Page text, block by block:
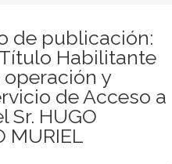
de publicación:
Habilitante
y
de Acceso a
Sr. HUGO
MURIEL